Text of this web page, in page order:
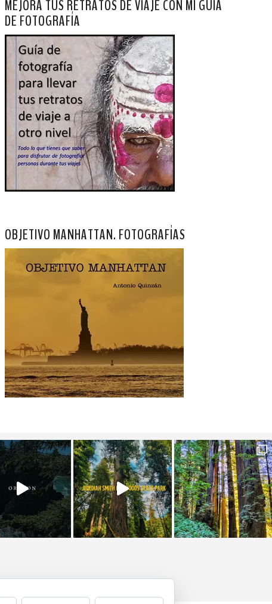
MEJORA TUS RETRATOS DE VIAJE CON MI GUÍA
DE FOTOGRAFÍA
OBJETIVO MANHATTAN. FOTOGRAFÍAS